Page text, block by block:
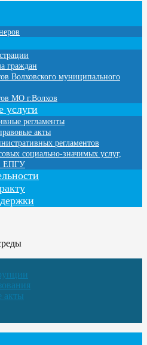
граждан
Волховского муниципального
МО г.Волхов
услуги
регламенты
акты
регламентов
социально-значимых услуг,
ЕПГУ
акты